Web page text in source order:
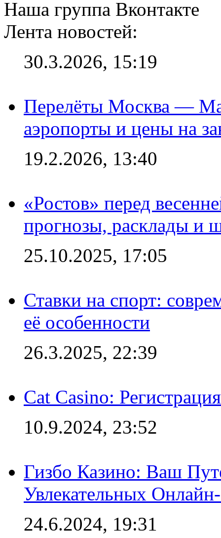
Наша группа Вконтакте
Лента новостей:
30.3.2026, 15:19
Перелёты Москва —
аэропорты и цены на
19.2.2026, 13:40
«Ростов» перед
прогнозы, расклады и
25.10.2025, 17:05
Ставки на спорт:
её особенности
26.3.2025, 22:39
Cat Casino:
10.9.2024, 23:52
Гизбо Казино: Ваш
Увлекательных
24.6.2024, 19:31